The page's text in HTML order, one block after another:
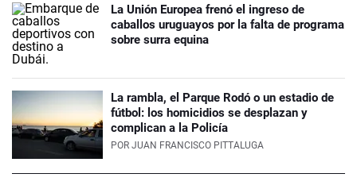
La Unión Europea frenó el ingreso de
caballos uruguayos por la falta de programa
sobre surra equina
La rambla, el Parque Rodó o un estadio de
fútbol: los homicidios se desplazan y
complican a la Policía
POR JUAN FRANCISCO PITTALUGA